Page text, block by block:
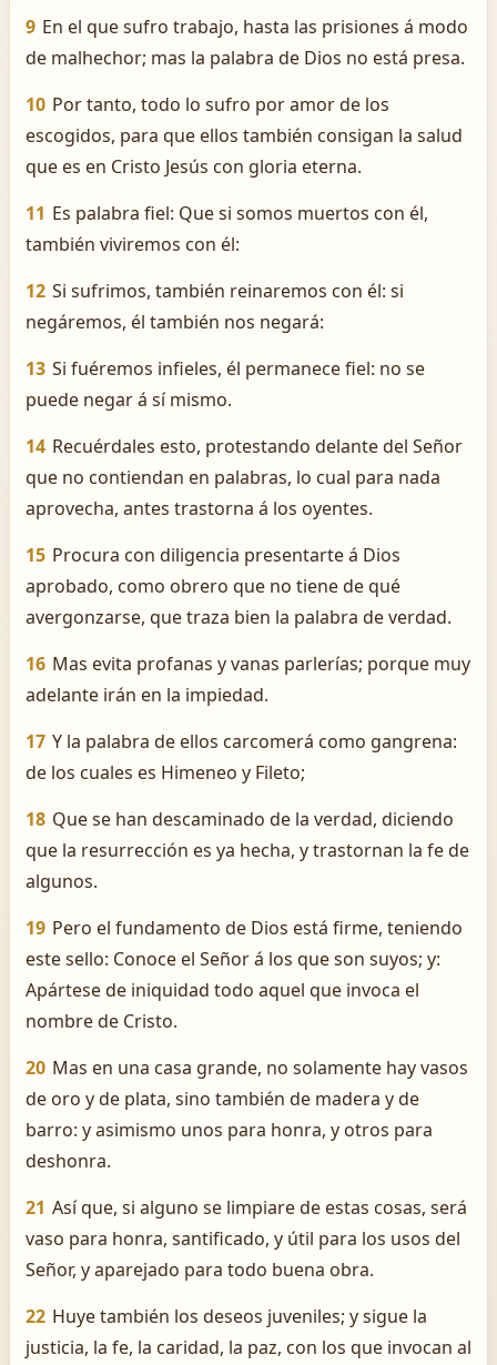
9 En el que sufro trabajo, hasta las prisiones á modo
de malhechor; mas la palabra de Dios no está presa.
10 Por tanto, todo lo sufro por amor de los
escogidos, para que ellos también consigan la salud
que es en Cristo Jesús con gloria eterna.
11 Es palabra fiel: Que si somos muertos con él,
también viviremos con él:
12 Si sufrimos, también reinaremos con él: si
negáremos, él también nos negará:
13 Si fuéremos infieles, él permanece fiel: no se
puede negar á sí mismo.
14 Recuérdales esto, protestando delante del Señor
que no contiendan en palabras, lo cual para nada
aprovecha, antes trastorna á los oyentes.
15 Procura con diligencia presentarte á Dios
aprobado, como obrero que no tiene de qué
avergonzarse, que traza bien la palabra de verdad.
16 Mas evita profanas y vanas parlerías; porque muy
adelante irán en la impiedad.
17 Y la palabra de ellos carcomerá como gangrena:
de los cuales es Himeneo y Fileto;
18 Que se han descaminado de la verdad, diciendo
que la resurrección es ya hecha, y trastornan la fe de
algunos.
19 Pero el fundamento de Dios está firme, teniendo
este sello: Conoce el Señor á los que son suyos; y:
Apártese de iniquidad todo aquel que invoca el
nombre de Cristo.
20 Mas en una casa grande, no solamente hay vasos
de oro y de plata, sino también de madera y de
barro: y asimismo unos para honra, y otros para
deshonra.
21 Así que, si alguno se limpiare de estas cosas, será
vaso para honra, santificado, y útil para los usos del
Señor, y aparejado para todo buena obra.
22 Huye también los deseos juveniles; y sigue la
justicia, la fe, la caridad, la paz, con los que invocan al